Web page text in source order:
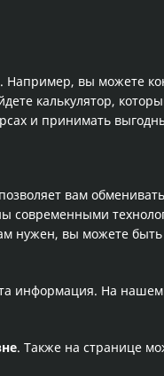
Например, вы можете
калькулятор,
и принимать
вам
современными
нужен, вы можете
информация. На
. Также на странице